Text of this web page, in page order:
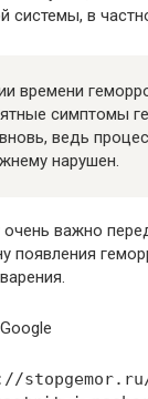
системы, в
времени
симптомы
ведь
нарушен.
важно
появления